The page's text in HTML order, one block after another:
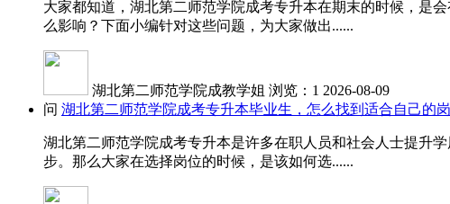
大家都知道，湖北第二师范学院成考专升本在期末的时候，是
么影响？下面小编针对这些问题，为大家做出......
湖北第二师范学院成教学姐 浏览：1 2026-08-09
问 湖北第二师范学院成考专升本毕业生，怎么找到适合自己的
湖北第二师范学院成考专升本是许多在职人员和社会人士提升
步。那么大家在选择岗位的时候，是该如何选......